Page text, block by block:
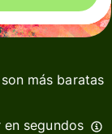
más baratas
segundos